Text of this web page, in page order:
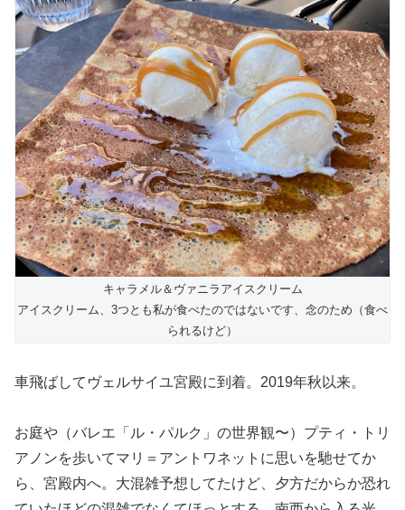
キャラメル＆ヴァニラアイスクリーム
アイスクリーム、3つとも私が食べたのではないです、念のため（食べ
られるけど）
車飛ばしてヴェルサイユ宮殿に到着。2019年秋以来。
お庭や（バレエ「ル・パルク」の世界観〜）プティ・トリ
アノンを歩いてマリ＝アントワネットに思いを馳せてか
ら、宮殿内へ。大混雑予想してたけど、夕方だからか恐れ